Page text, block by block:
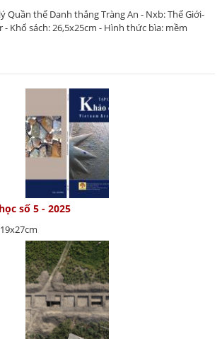
Quần thể Danh thắng Tràng An - Nxb: Thế Giới-
- Khổ sách: 26,5x25cm - Hình thức bìa: mềm
số 5 - 2025